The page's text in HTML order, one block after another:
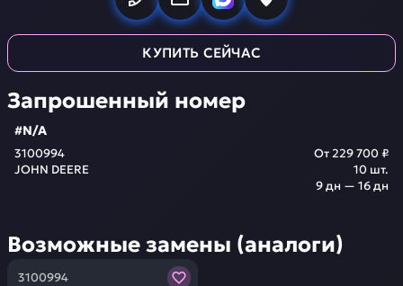
КУПИТЬ СЕЙЧАС
Запрошенный номер
3100994
JOHN DEERE
#N/A
10 шт.
От229 700 ₽
9 дн — 16 дн
Возможные замены (аналоги)
3100994
Заказывая запчасти у нас, вы получаете гарантию